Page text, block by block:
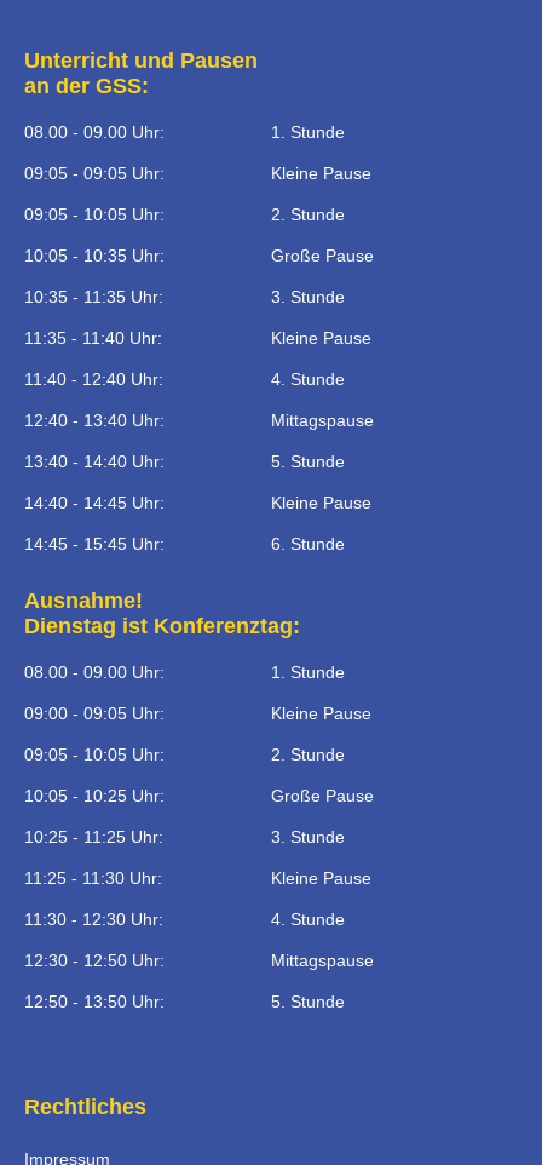
Unterricht und Pausen
an der GSS:
08.00 - 09.00 Uhr: 1. Stunde
09:05 - 09:05 Uhr: Kleine Pause
09:05 - 10:05 Uhr: 2. Stunde
10:05 - 10:35 Uhr: Große Pause
10:35 - 11:35 Uhr: 3. Stunde
11:35 - 11:40 Uhr: Kleine Pause
11:40 - 12:40 Uhr: 4. Stunde
12:40 - 13:40 Uhr: Mittagspause
13:40 - 14:40 Uhr: 5. Stunde
14:40 - 14:45 Uhr: Kleine Pause
14:45 - 15:45 Uhr: 6. Stunde
Ausnahme!
Dienstag ist Konferenztag:
08.00 - 09.00 Uhr: 1. Stunde
09:00 - 09:05 Uhr: Kleine Pause
09:05 - 10:05 Uhr: 2. Stunde
10:05 - 10:25 Uhr: Große Pause
10:25 - 11:25 Uhr: 3. Stunde
11:25 - 11:30 Uhr: Kleine Pause
11:30 - 12:30 Uhr: 4. Stunde
12:30 - 12:50 Uhr: Mittagspause
12:50 - 13:50 Uhr: 5. Stunde
Rechtliches
Impressum